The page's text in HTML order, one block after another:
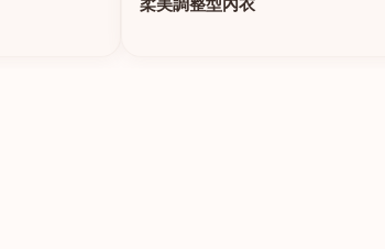
柔美調整型內衣